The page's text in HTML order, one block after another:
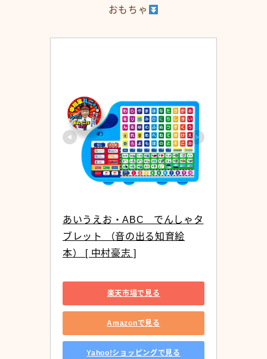
おもちゃ
あいうえお・ABC　でんしゃタ
ブレット （音の出る知育絵
本） [ 中村豪志 ]
楽天市場で見る
Amazonで見る
Yahoo!ショッピングで見る